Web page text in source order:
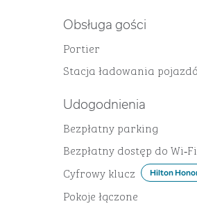
Obsługa gości
Portier
Stacja ładowania
Udogodnienia
Bezpłatny parking
Bezpłatny dostęp do Wi‑Fi
Cyfrowy klucz
Hilton
Pokoje łączone